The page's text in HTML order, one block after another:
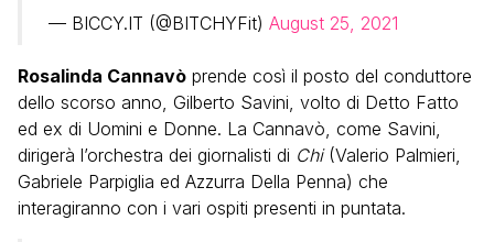
— BICCY.IT (@BITCHYFit) August 25, 2021
Rosalinda Cannavò prende così il posto del conduttore
dello scorso anno, Gilberto Savini, volto di Detto Fatto
ed ex di Uomini e Donne. La Cannavò, come Savini,
dirigerà l’orchestra dei giornalisti di Chi(Valerio Palmieri,
Gabriele Parpiglia ed Azzurra Della Penna) che
interagiranno con i vari ospiti presenti in puntata.